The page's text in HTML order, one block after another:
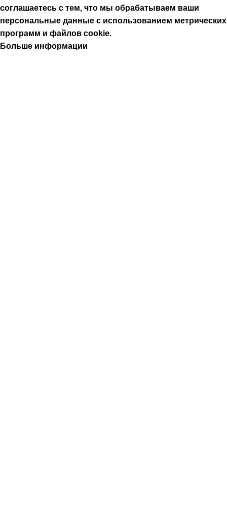
соглашаетесь с тем, что мы обрабатываем ваши
персональные данные с использованием метрических
программ и файлов cookie.
Больше информации